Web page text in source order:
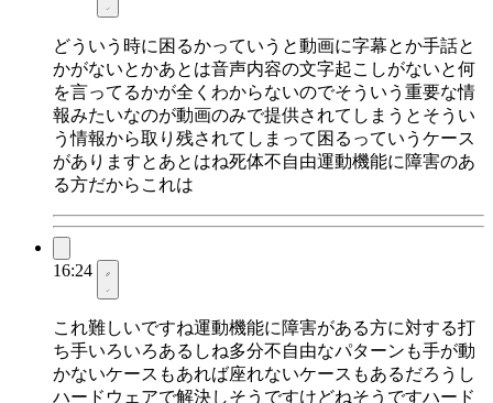
どういう時に困るかっていうと動画に字幕とか手話と
かがないとかあとは音声内容の文字起こしがないと何
を言ってるかが全くわからないのでそういう重要な情
報みたいなのが動画のみで提供されてしまうとそうい
う情報から取り残されてしまって困るっていうケース
がありますとあとはね死体不自由運動機能に障害のあ
る方だからこれは
16:24
これ難しいですね運動機能に障害がある方に対する打
ち手いろいろあるしね多分不自由なパターンも手が動
かないケースもあれば座れないケースもあるだろうし
ハードウェアで解決しそうですけどねそうですハード